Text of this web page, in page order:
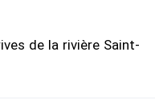
de la rivière Saint-